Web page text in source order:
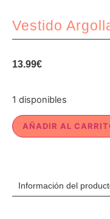
Vestido
13.99€
1 disponibles
AÑADIR AL
Información del